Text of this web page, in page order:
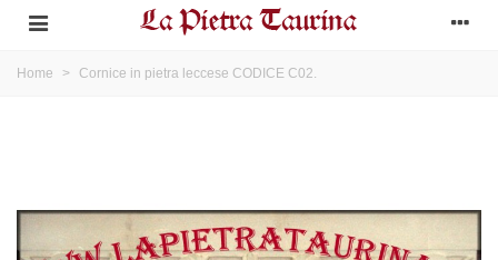
Home > Cornice in pietra leccese CODICE C02.